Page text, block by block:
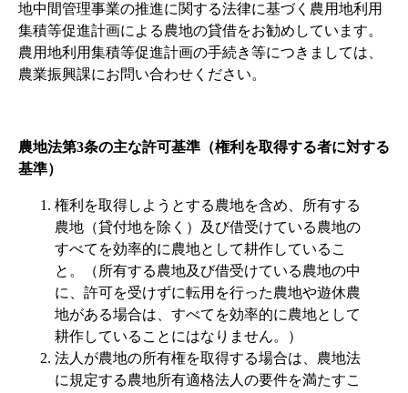
地中間管理事業の推進に関する法律に基づく農用地利用
集積等促進計画による農地の貸借をお勧めしています。
農用地利用集積等促進計画の手続き等につきましては、
農業振興課にお問い合わせください。
農地法第3条の主な許可基準（権利を取得する者に対する
基準）
権利を取得しようとする農地を含め、所有する
農地（貸付地を除く）及び借受けている農地の
すべてを効率的に農地として耕作しているこ
と。（所有する農地及び借受けている農地の中
に、許可を受けずに転用を行った農地や遊休農
地がある場合は、すべてを効率的に農地として
耕作していることにはなりません。）
法人が農地の所有権を取得する場合は、農地法
に規定する農地所有適格法人の要件を満たすこ